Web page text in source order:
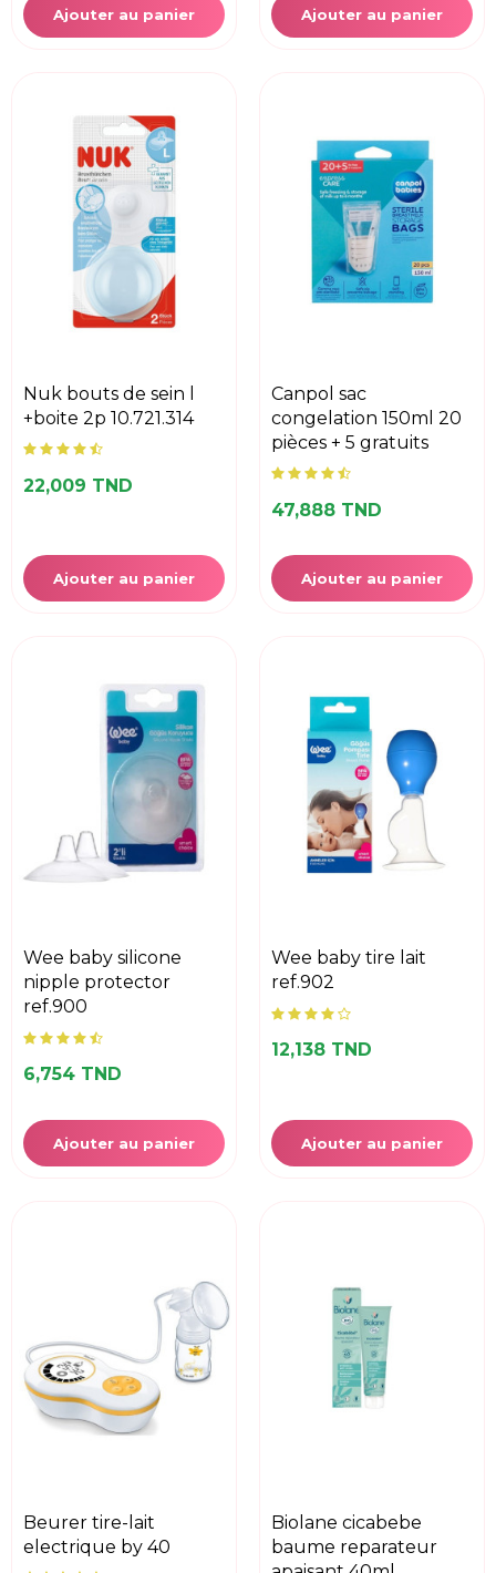
Ajouter au panier Ajouter au panier
nuk bouts de sein l
+boite 2p 10.721.314
22,009 TND
Ajouter au panier
canpol sac
congelation 150ml 20
pièces + 5 gratuits
47,888 TND
Ajouter au panier
wee baby silicone
nipple protector
ref.900
6,754 TND
Ajouter au panier
wee baby tire lait
ref.902
12,138 TND
Ajouter au panier
beurer tire-lait
electrique by 40
biolane cicabebe
baume reparateur